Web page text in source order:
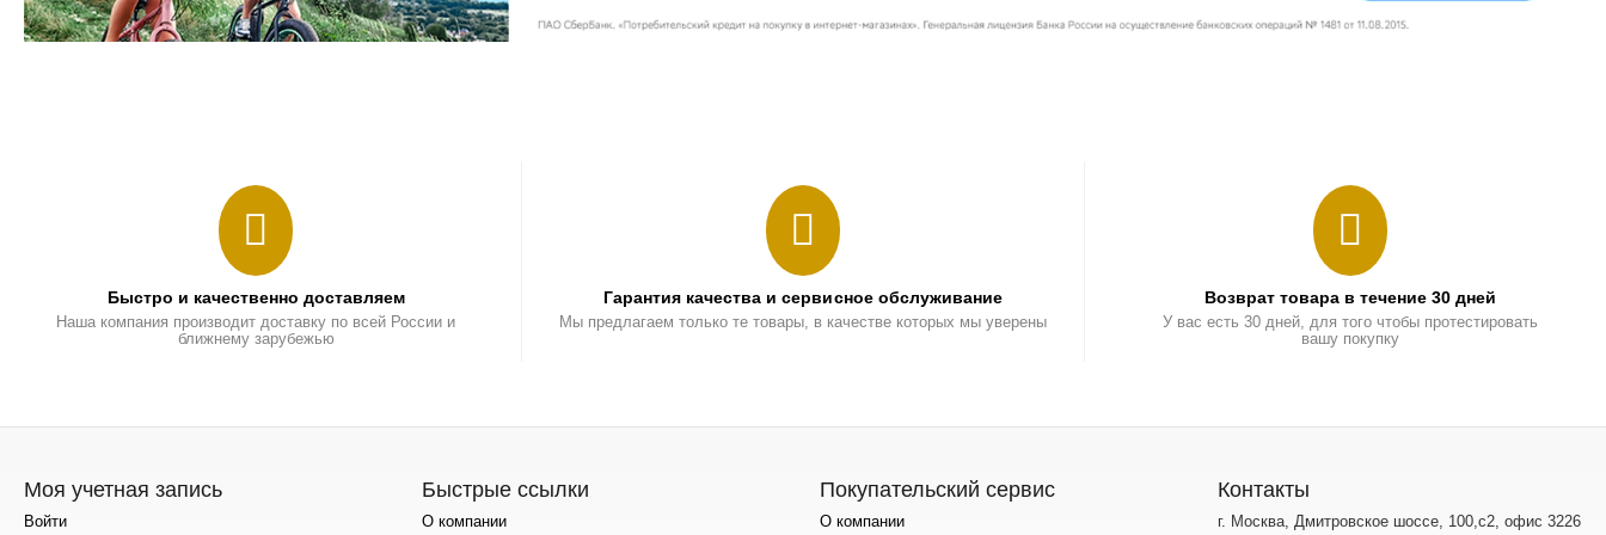
Быстро и качественно доставляем
Наша компания производит доставку по всей России и
ближнему зарубежью
Гарантия качества и сервисное обслуживание
Мы предлагаем только те товары, в качестве которых мы уверены
Возврат товара в течение 30 дней
У вас есть 30 дней, для того чтобы протестировать
вашу покупку
Моя учетная запись
Войти
Быстрые ссылки
О компании
Покупательский сервис
О компании
Контакты
г. Москва, Дмитровское шоссе, 100,с2, офис 3226